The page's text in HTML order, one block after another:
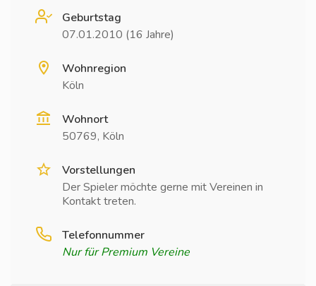
Geburtstag
07.01.2010 (16 Jahre)
Wohnregion
Köln
Wohnort
50769, Köln
Vorstellungen
Der Spieler möchte gerne mit Vereinen in
Kontakt treten.
Telefonnummer
Nur für Premium Vereine